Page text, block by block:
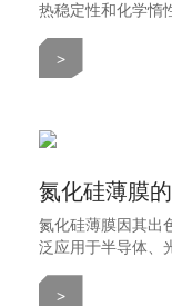
热稳定性和化学惰
绍其在不同行业中
>
氮化硅薄膜因其出
泛应用于半导体、
面了解这一高性能
>